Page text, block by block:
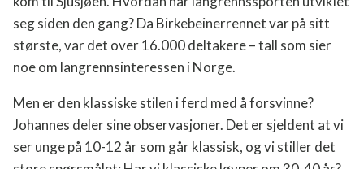
langrennssporten utviklet seg siden den gang? Da
Birkebeinerrennet var på sitt største, var det over
16.000 deltakere – tall som sier noe om
langrennsinteressen i Norge.
Men er den klassiske stilen i ferd med å forsvinne?
Johannes deler sine observasjoner. Det er sjeldent at
vi ser unge på 10-12 år som går klassisk, og vi stiller